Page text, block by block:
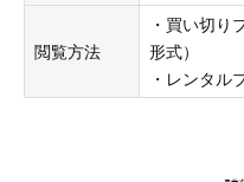
閲覧方法
・買い切り
形式）
・レンタル